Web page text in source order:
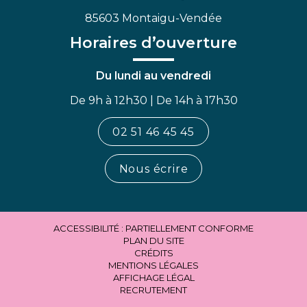
85603 Montaigu-Vendée
Horaires d’ouverture
Du lundi au vendredi
De 9h à 12h30 | De 14h à 17h30
02 51 46 45 45
Nous écrire
ACCESSIBILITÉ : PARTIELLEMENT CONFORME
PLAN DU SITE
CRÉDITS
MENTIONS LÉGALES
AFFICHAGE LÉGAL
RECRUTEMENT